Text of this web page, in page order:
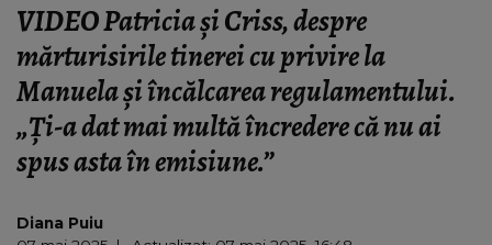
MANUELA ȘI ÎNCĂLCAREA
REGULAMENTULUI. „ȚI-A DAT MAI MULTĂ
ÎNCREDERE CĂ NU AI SPUS ASTA ÎN
EMISIUNE.”
VIDEO Patricia și Criss, despre
mărturisirile tinerei cu privire la
Manuela și încălcarea regulamentului.
„Ți-a dat mai multă încredere că nu ai
spus asta în emisiune.”
Diana Puiu